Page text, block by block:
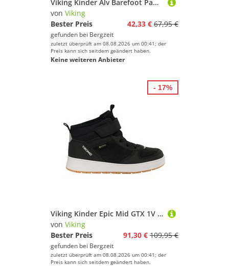
Viking Kinder Alv Barefoot Paw 2V Schuhe
von Viking
Bester Preis
42,33 € 67,95 €
gefunden bei Bergzeit
zuletzt überprüft am 08.08.2026 um 00:41; der
Preis kann sich seitdem geändert haben.
Keine weiteren Anbieter
Viking Kinder Epic Mid GTX 1V Schuhe
von Viking
Bester Preis
91,30 € 109,95 €
gefunden bei Bergzeit
zuletzt überprüft am 08.08.2026 um 00:41; der
Preis kann sich seitdem geändert haben.
- 17%